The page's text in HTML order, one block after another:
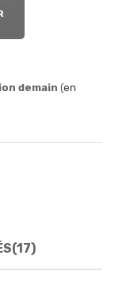
demain (en